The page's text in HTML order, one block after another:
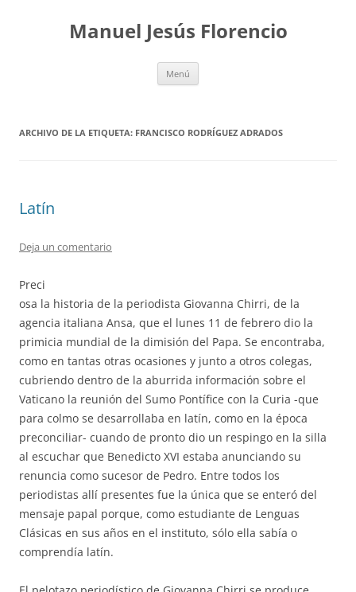
contenidoManuel Jesús Florencio
Menú
ARCHIVO DE LA ETIQUETA: FRANCISCO RODRÍGUEZ ADRADOS
Latín
Deja un comentario
Preci
osa la historia de la periodista Giovanna Chirri, de la
agencia italiana Ansa, que el lunes 11 de febrero dio la
primicia mundial de la dimisión del Papa. Se encontraba,
como en tantas otras ocasiones y junto a otros colegas,
cubriendo dentro de la aburrida información sobre el
Vaticano la reunión del Sumo Pontífice con la Curia -que
para colmo se desarrollaba en latín, como en la época
preconciliar- cuando de pronto dio un respingo en la silla
al escuchar que Benedicto XVI estaba anunciando su
renuncia como sucesor de Pedro. Entre todos los
periodistas allí presentes fue la única que se enteró del
mensaje papal porque, como estudiante de Lenguas
Clásicas en sus años en el instituto, sólo ella sabía o
comprendía latín.